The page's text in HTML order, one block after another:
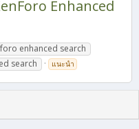
Enhanced
enhanced search
search แนะนำ